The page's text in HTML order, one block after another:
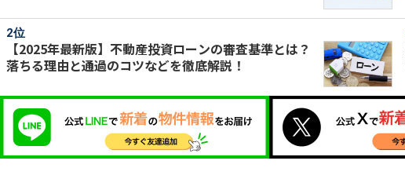
【2025年最新版】不動産投資ローンの審査基準とは？
落ちる理由と通過のコツなどを徹底解説！